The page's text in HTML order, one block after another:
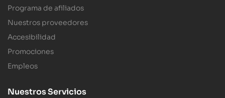
Programa de afiliados
Nuestros proveedores
Accesibilidad
Promociones
Empleos
Nuestros Servicios